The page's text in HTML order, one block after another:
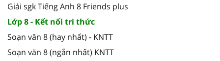
Giải sgk Tiếng Anh 8 Friends plus
Lớp 8 - Kết nối tri thức
Soạn văn 8 (hay nhất) - KNTT
Soạn văn 8 (ngắn nhất) KNTT